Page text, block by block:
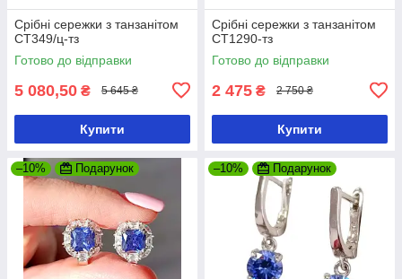
Срібні сережки з танзанітом
СТ349/ц-тз
Готово до відправки
5 080,50 ₴ 5 645 ₴
Купити
Срібні сережки з танзанітом
СТ1290-тз
Готово до відправки
2 475 ₴ 2 750 ₴
Купити
–10% Подарунок –10% Подарунок